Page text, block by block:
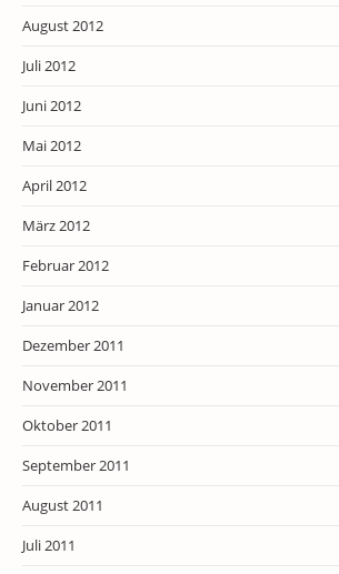
August 2012
Juli 2012
Juni 2012
Mai 2012
April 2012
März 2012
Februar 2012
Januar 2012
Dezember 2011
November 2011
Oktober 2011
September 2011
August 2011
Juli 2011